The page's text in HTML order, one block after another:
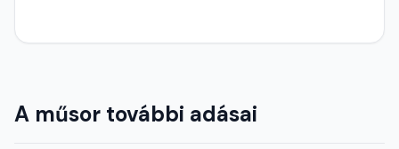
A műsor további adásai